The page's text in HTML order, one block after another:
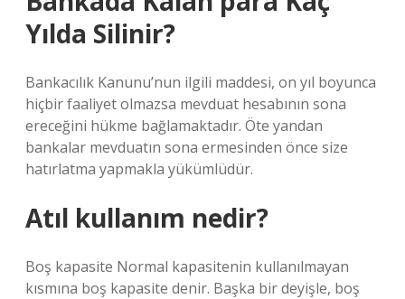
Yılda Silinir?
Bankacılık Kanunu’nun ilgili maddesi, on yıl boyunca
hiçbir faaliyet olmazsa mevduat hesabının sona
ereceğini hükme bağlamaktadır. Öte yandan
bankalar mevduatın sona ermesinden önce size
hatırlatma yapmakla yükümlüdür.
Atıl kullanım nedir?
Boş kapasite Normal kapasitenin kullanılmayan
kısmına boş kapasite denir. Başka bir deyişle, boş